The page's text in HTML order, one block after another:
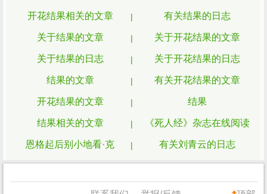
开花结果相关的文章 有关结果的日志
关于结果的文章 关于开花结果的文章
关于结果的日志 关于开花结果的日志
结果的文章 有关开花结果的文章
开花结果的文章 结果
结果相关的文章 《死人经》杂志在线阅读
恩格起后别小地看·克 有关刘青云的日志
异国风情杂志 折火一夏语录